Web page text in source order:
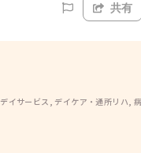
共有
イサービス, デイケア・通所リハ,